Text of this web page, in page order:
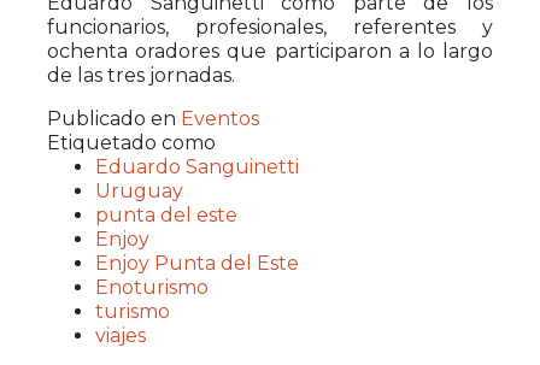
funcionarios, profesionales, referentes y
ochenta oradores que participaron a lo largo
de las tres jornadas.
Publicado en Eventos
Etiquetado como
Eduardo Sanguinetti
Uruguay
punta del este
Enjoy
Enjoy Punta del Este
Enoturismo
turismo
viajes